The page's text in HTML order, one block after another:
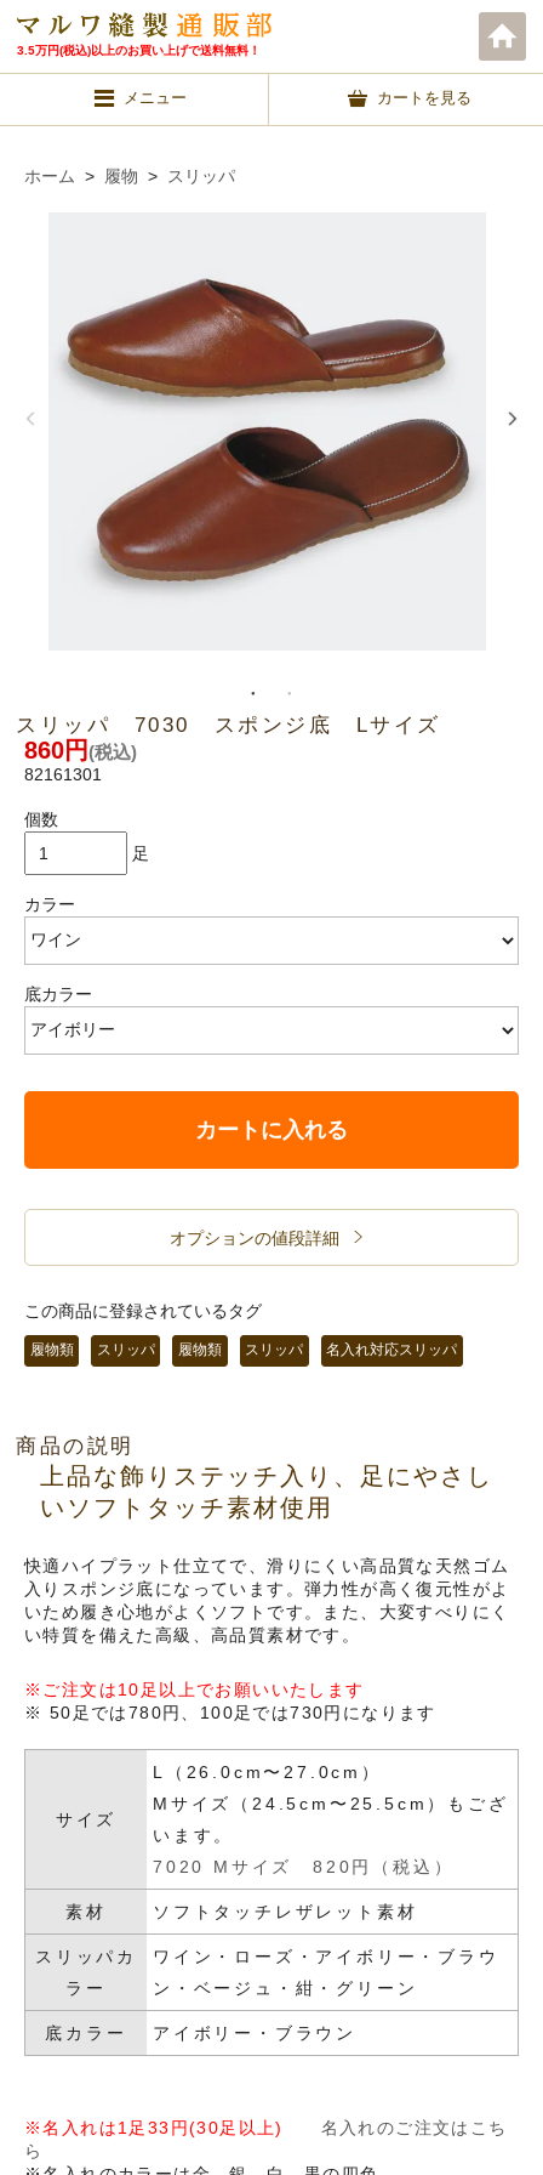
3.5万円(税込)以上のお買い上げで送料無料！
メニュー カートを見る
ホーム > 履物 > スリッパ
スリッパ 7030 スポンジ底 Lサイズ
860円(税込)
82161301
個数
足
カラー
底カラー
カートに入れる
オプションの値段詳細
この商品に登録されているタグ
履物類 スリッパ 履物類 スリッパ 名入れ対応スリッパ
商品の説明
上品な飾りステッチ入り、足にやさし
いソフトタッチ素材使用
快適ハイプラット仕立てで、滑りにくい高品質な天然ゴム
入りスポンジ底になっています。弾力性が高く復元性がよ
いため履き心地がよくソフトです。また、大変すべりにく
い特質を備えた高級、高品質素材です。
※ご注文は10足以上でお願いいたします
※ 50足では780円、100足では730円になります
サイズ
L（26.0cm〜27.0cm）
Mサイズ（24.5cm〜25.5cm）もござ
います。
7020 Mサイズ 820円（税込）
素材 ソフトタッチレザレット素材
スリッパカ
ラー
ワイン・ローズ・アイボリー・ブラウ
ン・ベージュ・紺・グリーン
底カラー アイボリー・ブラウン
※名入れは1足33円(30足以上)
名入れのご注文はこち
ら